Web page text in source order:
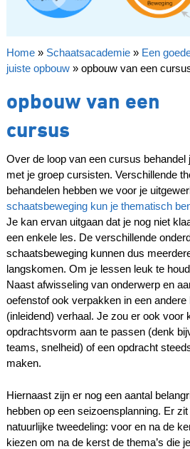
Home» Schaatsacademie» Een
juiste opbouw» opbouw van een
opbouw van een
cursus
Over de loop van een cursus behandel
met je groep cursisten. Verschillende
behandelen hebben we voor je
schaatsbeweging kun je thematisch
Je kan ervan uitgaan dat je nog niet
een enkele les. De verschillende
schaatsbeweging kunnen dus
langskomen. Om je lessen leuk te
Naast afwisseling van onderwerp en
oefenstof ook verpakken in een
(inleidend) verhaal. Je zou er ook voor
opdrachtsvorm aan te passen (denk
teams, snelheid) of een opdracht
maken.
Hiernaast zijn er nog een aantal
hebben op een seizoensplanning. Er
natuurlijke tweedeling: voor en na de
kiezen om na de kerst de thema’s die